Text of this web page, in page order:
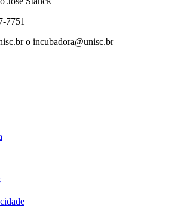
7751
o incubadora@unisc.br